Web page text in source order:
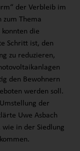
der Verbleib im
zum Thema
konnten die
Schritt ist, den
zu reduzieren,
den Bewohnern
werden soll.
der
Uwe Asbach
wie in der Siedlung